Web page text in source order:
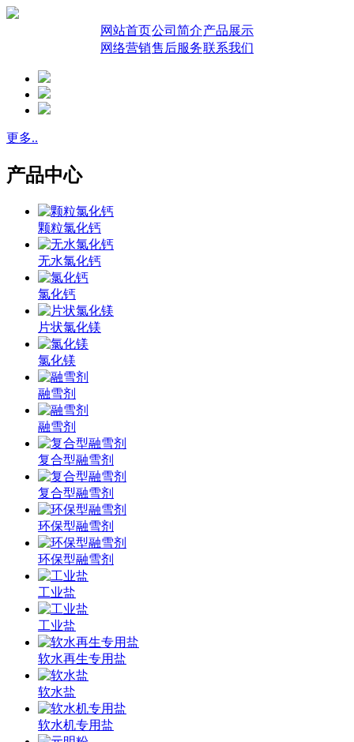
网站首页公司简介产品展示
网络营销售后服务联系我们
更多..
产品中心
颗粒氯化钙
无水氯化钙
氯化钙
片状氯化镁
氯化镁
融雪剂
融雪剂
复合型融雪剂
复合型融雪剂
环保型融雪剂
环保型融雪剂
工业盐
工业盐
软水再生专用盐
软水盐
软水机专用盐